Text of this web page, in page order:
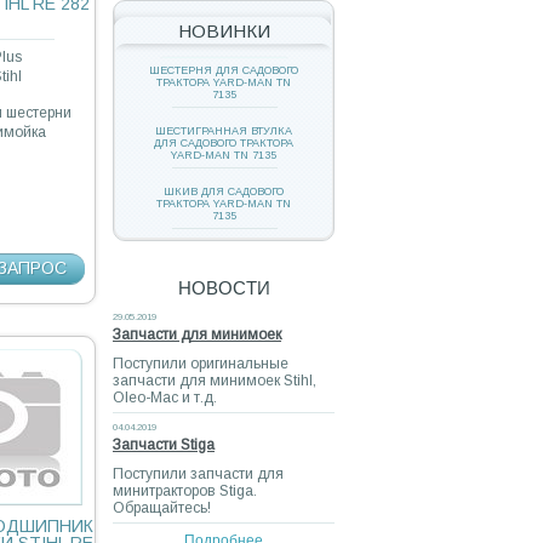
НОВИНКИ
ШЕСТЕРНЯ ДЛЯ САДОВОГО
ТРАКТОРА YARD-MAN TN
7135
ШЕСТИГРАННАЯ ВТУЛКА
ДЛЯ САДОВОГО ТРАКТОРА
YARD-MAN TN 7135
ШКИВ ДЛЯ САДОВОГО
ТРАКТОРА YARD-MAN TN
7135
НОВОСТИ
29.05.2019
Запчасти для минимоек
Поступили оригинальные
запчасти для минимоек Stihl,
Oleo-Mac и т.д.
04.04.2019
Запчасти Stiga
Поступили запчасти для
минитракторов Stiga.
Обращайтесь!
шестерни